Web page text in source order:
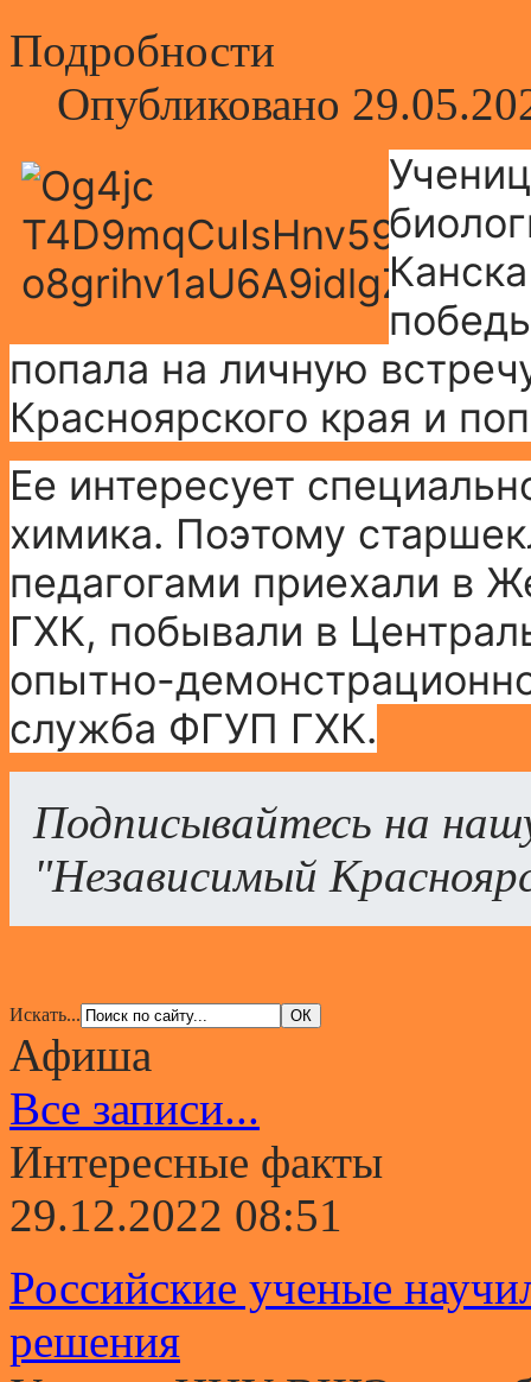
Подробности
Опубликовано
попала на личную
Красноярского края и
Ее интересует
химика. Поэтому
педагогами приехали в
ГХК, побывали в
опытно-
служба ФГУП ГХК.
Подписывайтесь на
"Независимый
Искать...
Афиша
Все записи...
Интересные факты
29.12.2022 08:51
Российские ученые
решения